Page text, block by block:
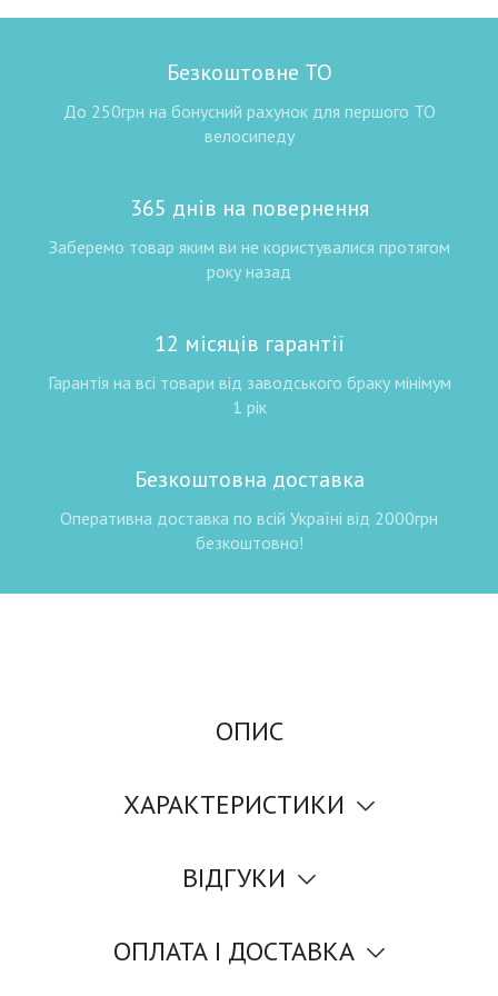
Безкоштовне ТО
До 250грн на бонусний рахунок для першого ТО
велосипеду
365 днів на повернення
Заберемо товар яким ви не користувалися протягом
року назад
12 місяців гарантії
Гарантія на всі товари від заводського браку мінімум
1 рік
Безкоштовна доставка
Оперативна доставка по всій Україні від 2000грн
безкоштовно!
ОПИС
ХАРАКТЕРИСТИКИ
ВІДГУКИ
ОПЛАТА І ДОСТАВКА